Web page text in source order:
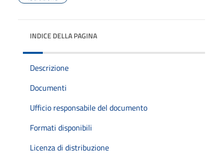
INDICE DELLA PAGINA
Descrizione
Documenti
Ufficio responsabile del documento
Formati disponibili
Licenza di distribuzione